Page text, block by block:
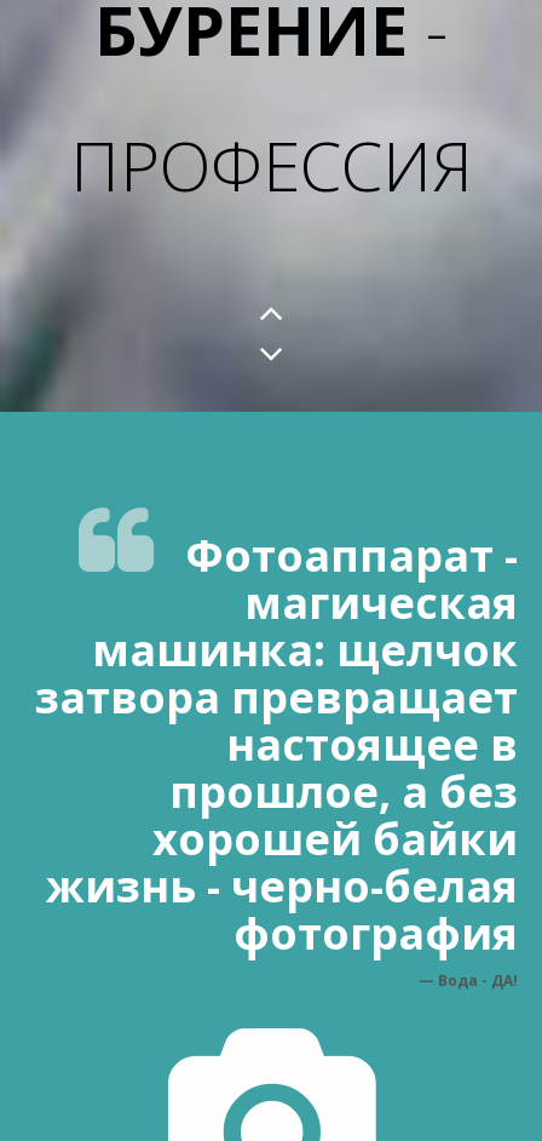
СКВАЖИНА
ИСТОЧНИК
ВОДА- ЭТО
ЖИЗНЬ
Фотоаппарат -
магическая
машинка: щелчок
затвора превращает
настоящее в
прошлое, а без
хорошей байки
жизнь - черно-белая
фотография
Вода - ДА!